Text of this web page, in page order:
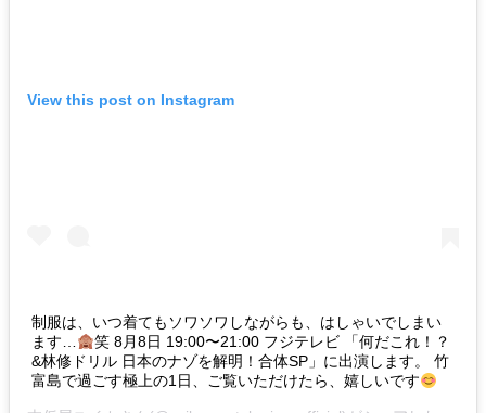
View this post on Instagram
制服は、いつ着てもソワソワしながらも、はしゃいでしまい
ます…
笑 8月8日 19:00〜21:00 フジテレビ 「何だこれ！？
&林修ドリル 日本のナゾを解明！合体SP」に出演します。 竹
富島で過ごす極上の1日、ご覧いただけたら、嬉しいです